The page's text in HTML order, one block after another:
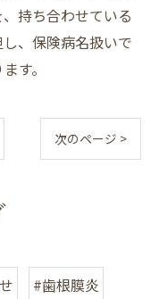
持ち合わせている
、保険病名扱いで
す。
次のページ >
#歯根膜炎